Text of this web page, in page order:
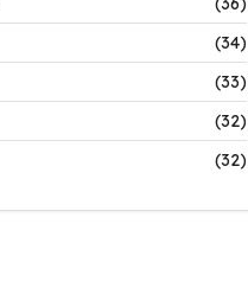
(34)
(33)
(32)
(32)